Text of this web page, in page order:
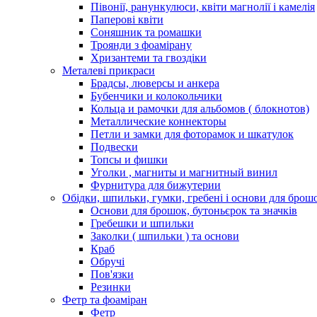
Півонії, ранункулюси, квіти магнолії і камелія
Паперові квіти
Соняшник та ромашки
Троянди з фоамірану
Хризантеми та гвоздіки
Металеві прикраси
Брадсы, люверсы и анкера
Бубенчики и колокольчики
Кольца и рамочки для альбомов ( блокнотов)
Металлические коннекторы
Петли и замки для фоторамок и шкатулок
Подвески
Топсы и фишки
Уголки , магниты и магнитный винил
Фурнитура для бижутерии
Обідки, шпильки, гумки, гребені і основи для
Основи для брошок, бутоньєрок та значків
Гребешки и шпильки
Заколки ( шпильки ) та основи
Краб
Обручі
Пов'язки
Резинки
Фетр та фоаміран
Фетр